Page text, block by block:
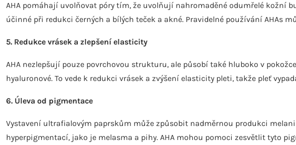
AHA pomáhají uvolňovat póry tím, že uvolňují nahromaděné odumřelé kožní
účinné při redukci černých a bílých teček a akné. Pravidelné používání AHAs
5. Redukce vrásek a zlepšení elasticity
AHA nezlepšují pouze povrchovou strukturu, ale působí také hluboko v
hyaluronové. To vede k redukci vrásek a zvýšení elasticity pleti, takže pleť
6. Úleva od pigmentace
Vystavení ultrafialovým paprskům může způsobit nadměrnou produkci
hyperpigmentací, jako je melasma a pihy. AHA mohou pomoci zesvětlit tyto